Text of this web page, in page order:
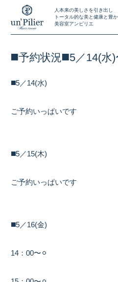
人本来の美しさを引き出し
トータル的な美と健康と豊
美容室アンピリエ
◼️予約状況◼️5／14(水
◼️5／14(水)
ご予約いっぱいです
◼️5／15(木)
ご予約いっぱいです
◼️5／16(金)
14：00〜⚪︎